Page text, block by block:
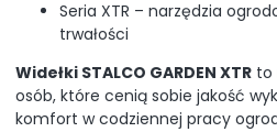
Seria XTR – narzędzia
trwałości
Widełki STALCO GARDEN XTR to
osób, które cenią sobie jakość
komfort w codziennej pracy